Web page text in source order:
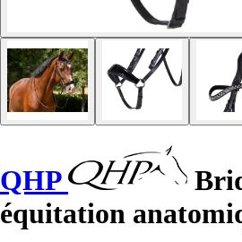
QHP
équitation